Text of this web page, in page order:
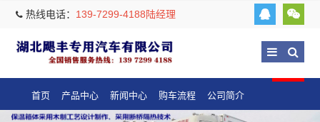
热线电话： 139-7299-4188陆经理
首页 产品中心 新闻中心 购车流程 公司简介